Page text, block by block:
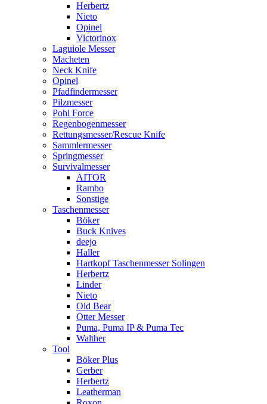
Herbertz
Nieto
Opinel
Victorinox
Laguiole Messer
Macheten
Neck Knife
Opinel
Pfadfindermesser
Pilzmesser
Pohl Force
Regenbogenmesser
Rettungsmesser/Rescue Knife
Sammlermesser
Springmesser
Survivalmesser
AITOR
Rambo
Sonstige
Taschenmesser
Böker
Buck Knives
deejo
Haller
Hartkopf Taschenmesser Solingen
Herbertz
Linder
Nieto
Old Bear
Otter Messer
Puma, Puma IP & Puma Tec
Walther
Tool
Böker Plus
Gerber
Herbertz
Leatherman